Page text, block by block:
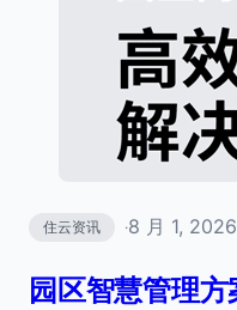
住云资讯 ·8 月 1, 2026
园区智慧管理